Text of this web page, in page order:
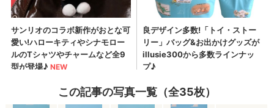
この記事の写真一覧（全35枚）